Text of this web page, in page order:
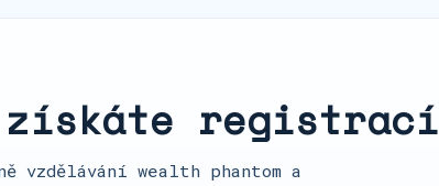
získáte registrací
vzdělávání wealth phantom a